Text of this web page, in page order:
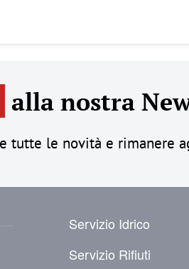
alla nostra
tutte le novità e rimanere
Servizio Idrico
Servizio Rifiuti